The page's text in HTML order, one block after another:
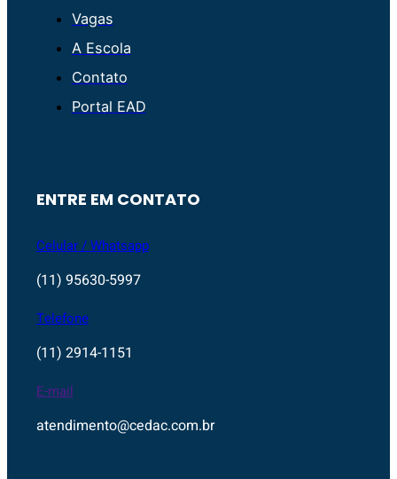
Vagas
A Escola
Contato
Portal EAD
ENTRE EM CONTATO
Celular / Whatsapp
(11) 95630-5997
Telefone
(11) 2914-1151
E-mail
atendimento@cedac.com.br